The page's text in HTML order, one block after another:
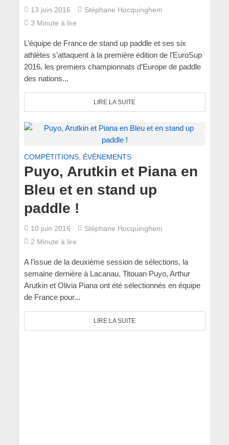
13 juin 2016
Stéphane Hocquinghem
3 Minute à lire
L’équipe de France de stand up paddle et ses six
athlètes s’attaquent à la première édition de l’EuroSup
2016, les premiers championnats d’Europe de paddle
des nations...
LIRE LA SUITE
COMPÉTITIONS, ÉVÈNEMENTS
Puyo, Arutkin et Piana en
Bleu et en stand up
paddle !
10 juin 2016
Stéphane Hocquinghem
2 Minute à lire
A l’issue de la deuxième session de sélections, la
semaine dernière à Lacanau, Titouan Puyo, Arthur
Arutkin et Olivia Piana ont été sélectionnés en équipe
de France pour...
LIRE LA SUITE